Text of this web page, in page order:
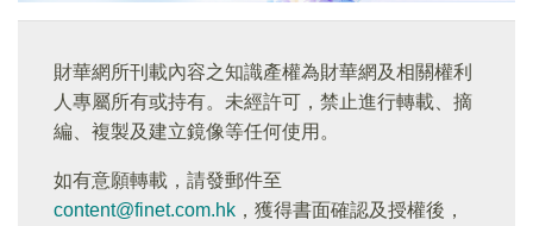
財華網所刊載內容之知識產權為財華網及相關權利
人專屬所有或持有。未經許可，禁止進行轉載、摘
編、複製及建立鏡像等任何使用。
如有意願轉載，請發郵件至
content@finet.com.hk ，獲得書面確認及授權後，